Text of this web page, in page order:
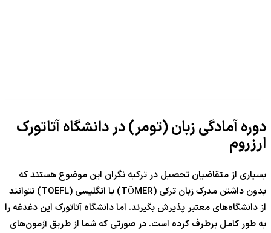
دوره آمادگی زبان (تومر) در دانشگاه آتاتورک
ارزروم
بسیاری از متقاضیان تحصیل در ترکیه نگران این موضوع هستند که
بدون داشتن مدرک زبان ترکی (TÖMER) یا انگلیسی (TOEFL) نتوانند
از دانشگاه‌های معتبر پذیرش بگیرند. اما دانشگاه آتاتورک این دغدغه را
به طور کامل برطرف کرده است. در صورتی که شما از طریق آزمون‌های